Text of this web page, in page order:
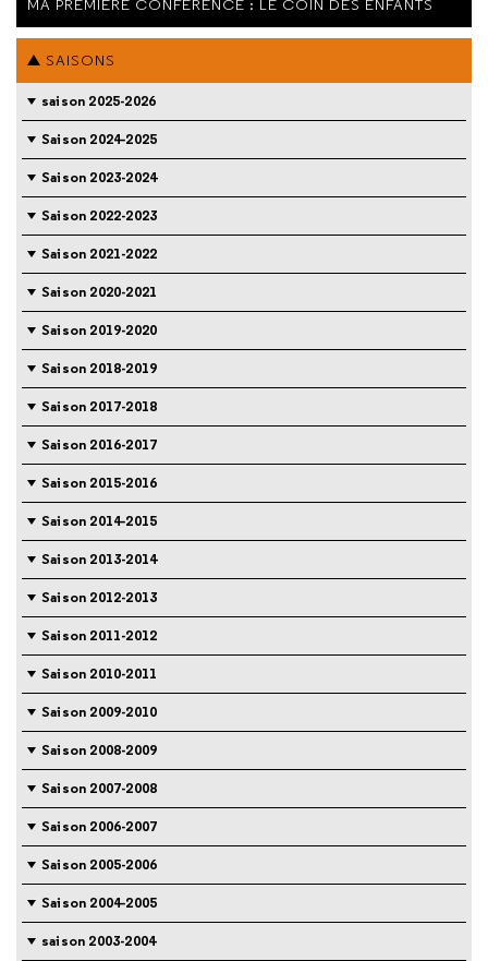
MA PREMIÈRE CONFÉRENCE : LE COIN DES ENFANTS
SAISONS
saison 2025-2026
Saison 2024-2025
Saison 2023-2024
Saison 2022-2023
Saison 2021-2022
Saison 2020-2021
Saison 2019-2020
Saison 2018-2019
Saison 2017-2018
Saison 2016-2017
Saison 2015-2016
Saison 2014-2015
Saison 2013-2014
Saison 2012-2013
Saison 2011-2012
Saison 2010-2011
Saison 2009-2010
Saison 2008-2009
Saison 2007-2008
Saison 2006-2007
Saison 2005-2006
Saison 2004-2005
saison 2003-2004